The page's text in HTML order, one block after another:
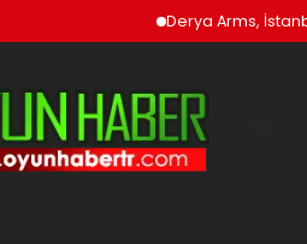
Derya Arms,